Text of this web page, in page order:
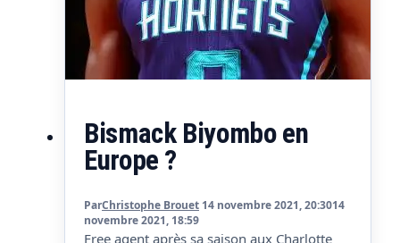
Bismack Biyombo en
Europe ?
ParChristophe Brouet 14 novembre 2021, 20:3014
novembre 2021, 18:59
Free agent après sa saison aux Charlotte